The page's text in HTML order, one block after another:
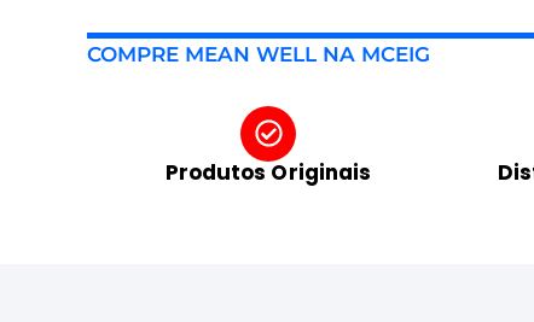
COMPRE MEAN WELL NA MCEIG
Produtos Originais